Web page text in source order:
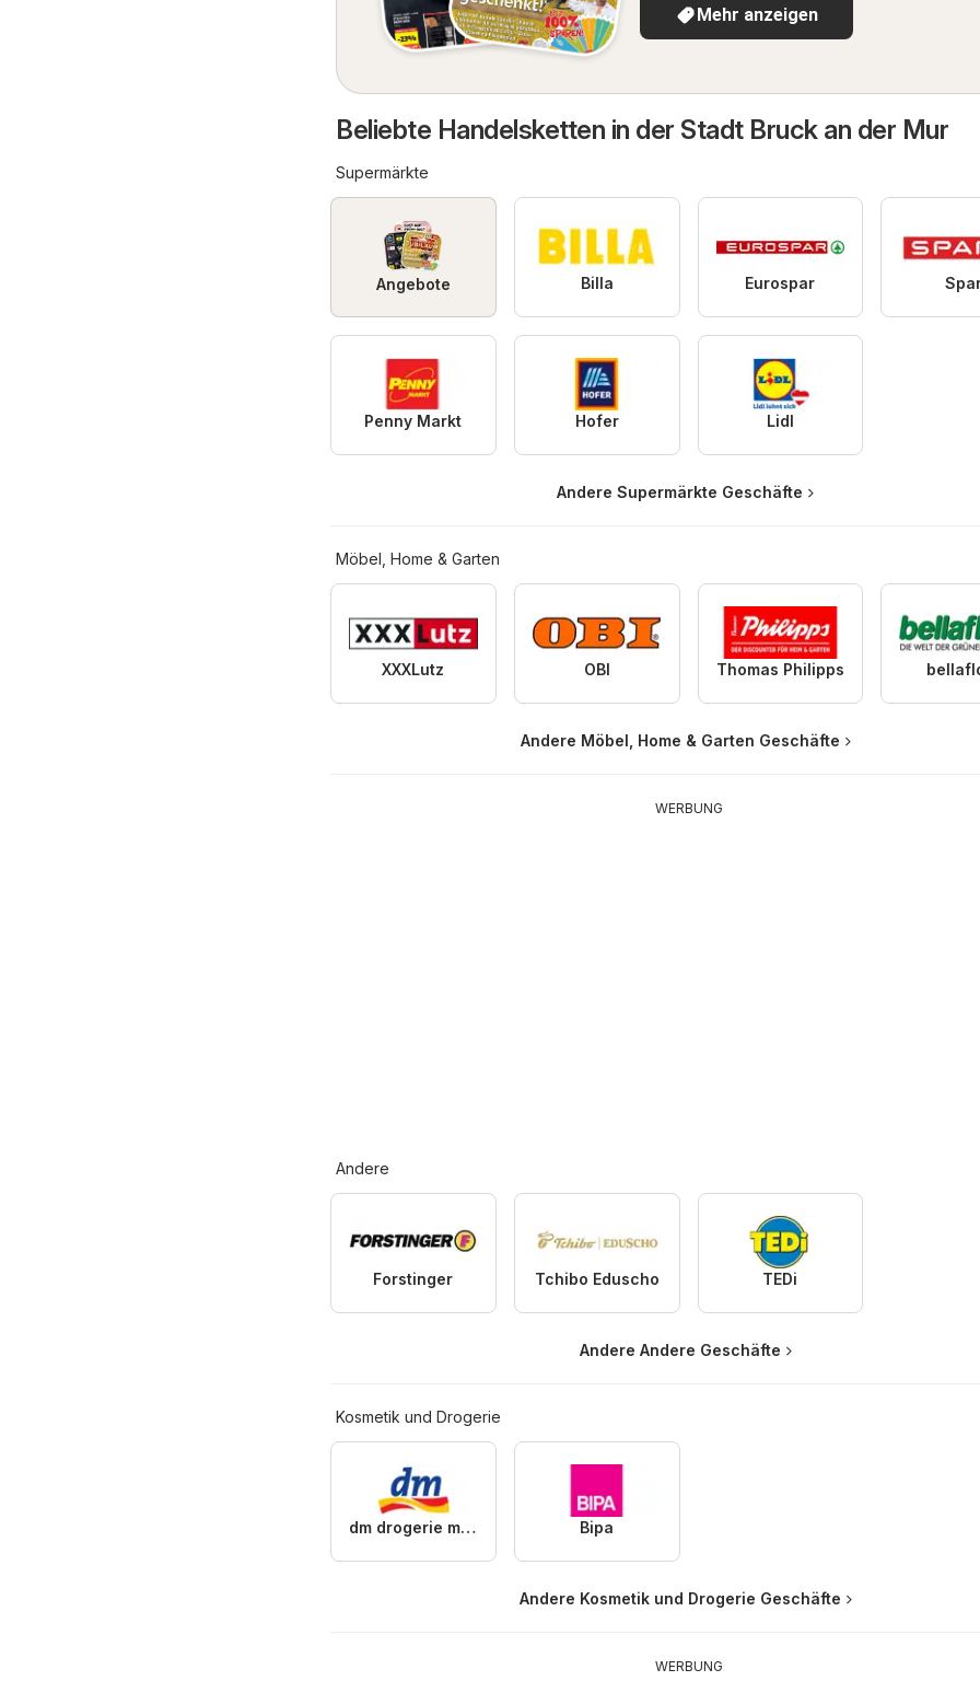
Mehr anzeigen
Beliebte Handelsketten in der Stadt Bruck an der Mur
Supermärkte
Angebote Billa Eurospar
Penny Markt Hofer Lidl
Andere Supermärkte Geschäfte
Möbel, Home & Garten
XXXLutz OBI Thomas Philipps
Andere Möbel, Home & Garten Geschäfte
WERBUNG
Andere
Forstinger Tchibo Eduscho TEDi
Andere Andere Geschäfte
Kosmetik und Drogerie
dm drogerie markt Bipa
Andere Kosmetik und Drogerie Geschäfte
WERBUNG